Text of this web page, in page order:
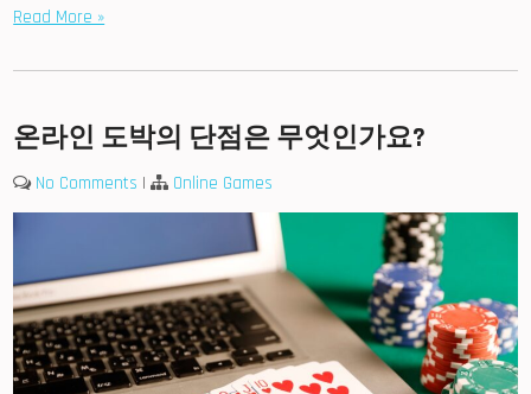
Read More »
온라인 도박의 단점은 무엇인가요?
No Comments | Online Games